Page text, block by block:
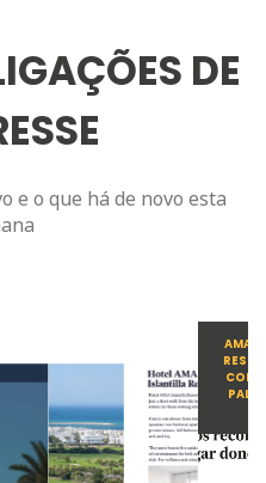
DE
e o que há de novo esta
AMA